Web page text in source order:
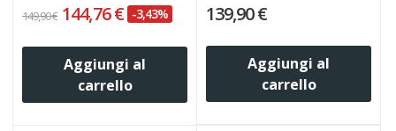
149,90 € 144,76 € -3,43%
Aggiungi al
carrello
139,90 €
Aggiungi al
carrello